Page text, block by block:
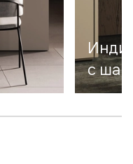
с